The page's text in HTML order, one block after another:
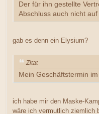
Der für ihn gestellte
Abschluss auch nicht auf
gab es denn ein Elysium?
Zitat
Mein Geschäftstermin
ich habe mir den Maske-
wäre ich vermutlich ziemlich